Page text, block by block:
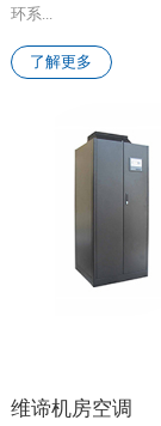
环系...
了解更多
维谛机房空调